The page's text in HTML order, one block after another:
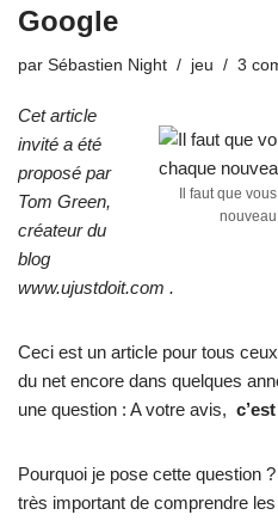
Google
par Sébastien Night jeu 3
Il faut que
nouveau
Cet article
invité a été
proposé par
Tom Green,
créateur du
blog
www.ujustdoit.com .
Ceci est un article pour tous
du net encore dans quelques
une question : A votre avis,
Pourquoi je pose cette question
très important de comprendre les